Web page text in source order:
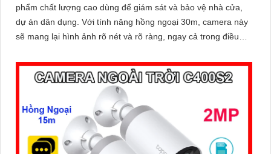
phẩm chất lượng cao dùng để giám sát và bảo vệ nhà cửa,
dự án dân dụng. Với tính năng hồng ngoại 30m, camera này
sẽ mang lại hình ảnh rõ nét và rõ ràng, ngay cả trong điều